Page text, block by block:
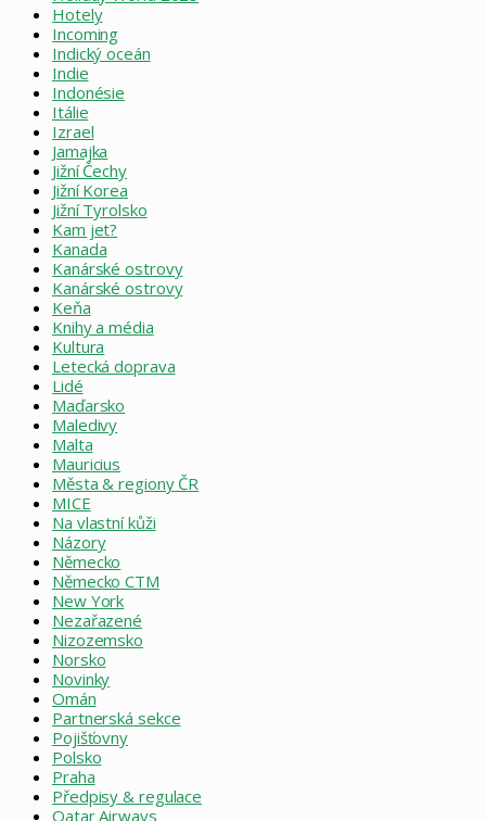
Hotely
Incoming
Indický oceán
Indie
Indonésie
Itálie
Izrael
Jamajka
Jižní Čechy
Jižní Korea
Jižní Tyrolsko
Kam jet?
Kanada
Kanárské ostrovy
Kanárské ostrovy
Keňa
Knihy a média
Kultura
Letecká doprava
Lidé
Maďarsko
Maledivy
Malta
Mauricius
Města & regiony ČR
MICE
Na vlastní kůži
Názory
Německo
Německo CTM
New York
Nezařazené
Nizozemsko
Norsko
Novinky
Omán
Partnerská sekce
Pojišťovny
Polsko
Praha
Předpisy & regulace
Qatar Airways